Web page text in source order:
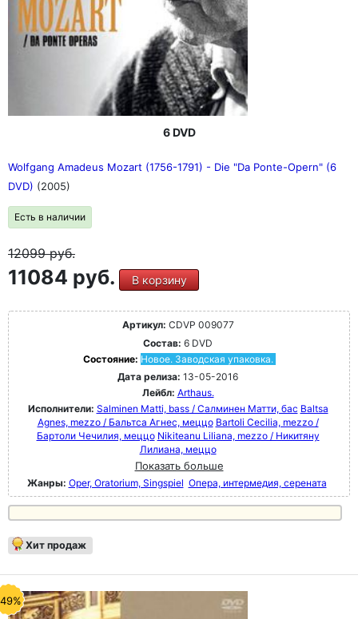
6 DVD
Wolfgang Amadeus Mozart (1756-1791) - Die "Da Ponte-Opern" (6
DVD) (2005)
Есть в наличии
12099руб.
11084 руб. В корзину
Артикул: CDVP 009077
Состав: 6 DVD
Состояние: Новое. Заводская упаковка.
Дата релиза: 13-05-2016
Лейбл: Arthaus.
Исполнители: Salminen Matti, bass / Салминен Матти, бас Baltsa
Agnes, mezzo / Бальтса Агнес, меццо Bartoli Cecilia, mezzo /
Бартоли Чечилия, меццо Nikiteanu Liliana, mezzo / Никитяну
Лилиана, меццо
Показать больше
Жанры: Oper, Oratorium, Singspiel Опера, интермедия, серената
Хит продаж